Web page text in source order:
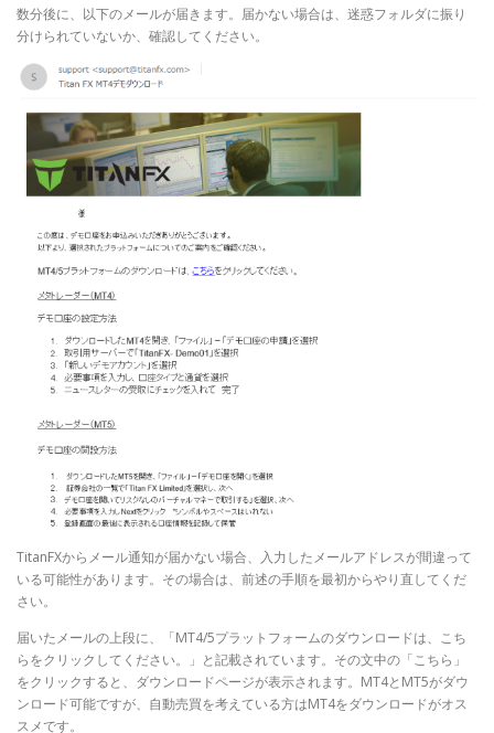
数分後に、以下のメールが届きます。届かない場合は、迷惑フォルダに振り
分けられていないか、確認してください。
TitanFXからメール通知が届かない場合、入力したメールアドレスが間違って
いる可能性があります。その場合は、前述の手順を最初からやり直してくだ
さい。
届いたメールの上段に、「MT4/5プラットフォームのダウンロードは、こち
らをクリックしてください。」と記載されています。その文中の「こちら」
をクリックすると、ダウンロードページが表示されます。MT4とMT5がダウ
ンロード可能ですが、自動売買を考えている方はMT4をダウンロードがオス
スメです。